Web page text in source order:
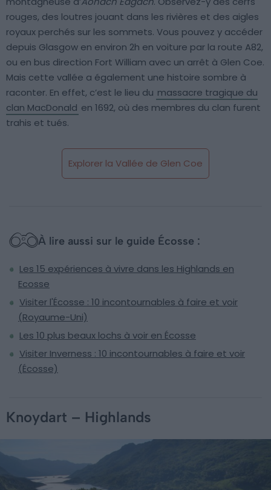
rouges, des loutres jouant dans les rivières et des aigles
royaux perchés sur les sommets. Vous pouvez y accéder
depuis Glasgow en environ 2h en voiture par la route A82,
ou en bus direction Fort William avec un arrêt à Glen Coe.
Mais cette vallée a également une histoire sombre à
raconter. En effet, c’est le lieu du massacre tragique du
clan MacDonald en 1692, où des membres du clan furent
trahis et tués.
Explorer la Vallée de Glen Coe
À lire aussi sur le guide Écosse :
Les 15 expériences à vivre dans les Highlands en
Ecosse
Visiter l'Écosse : 10 incontournables à faire et voir
(Royaume-Uni)
Les 10 plus beaux lochs à voir en Écosse
Visiter Inverness : 10 incontournables à faire et voir
(Écosse)
Knoydart – Highlands